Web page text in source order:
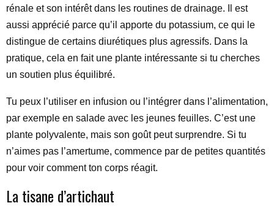
rénale et son intérêt dans les routines de drainage. Il est
aussi apprécié parce qu’il apporte du potassium, ce qui le
distingue de certains diurétiques plus agressifs. Dans la
pratique, cela en fait une plante intéressante si tu cherches
un soutien plus équilibré.
Tu peux l’utiliser en infusion ou l’intégrer dans l’alimentation,
par exemple en salade avec les jeunes feuilles. C’est une
plante polyvalente, mais son goût peut surprendre. Si tu
n’aimes pas l’amertume, commence par de petites quantités
pour voir comment ton corps réagit.
La tisane d’artichaut